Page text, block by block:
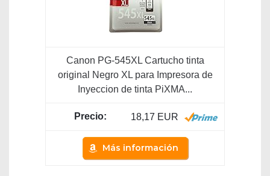
Canon PG-545XL Cartucho tinta
original Negro XL para Impresora de
Inyeccion de tinta PiXMA...
18,17 EUR
Más información